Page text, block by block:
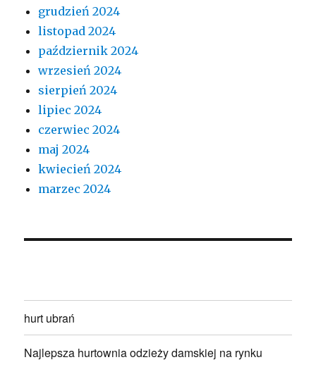
grudzień 2024
listopad 2024
październik 2024
wrzesień 2024
sierpień 2024
lipiec 2024
czerwiec 2024
maj 2024
kwiecień 2024
marzec 2024
hurt ubrań
Najlepsza hurtownia odzieży damskiej na rynku